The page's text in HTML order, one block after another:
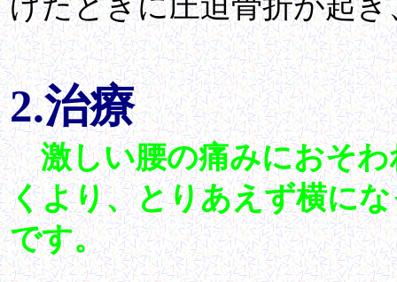
2.治療
激しい腰の痛みにおそ
くより、とりあえず横に
です。